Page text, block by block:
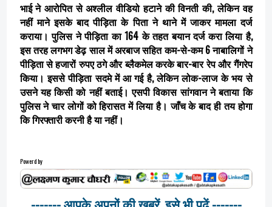
भाई ने आरोपित से अश्लील वीडियो हटाने की विनती की, लेकिन वह
नहीं माने इसके बाद पीड़िता के पिता ने थाने में जाकर मामला दर्ज
कराया। पुलिस ने पीड़िता का 164 के तहत बयान दर्ज करा लिया है,
इस तरह लगभग डेढ़ साल में अरबाज सहित कम-से-कम 6 नाबालिगों ने
पीड़िता से हजारों रुपए ठगे और ब्लैकमेल करके बार-बार रेप और गैंगरेप
किया। इससे पीड़िता सदमे में आ गई है, लेकिन लोक-लाज के भय से
उसने यह किसी को नहीं बताई। एसपी विकास सांगवान ने बताया कि
पुलिस ने चार लोगों को हिरासत में लिया है। जाँच के बाद ही तय होगा
कि गिरफ्तारी करनी है या नहीं।
Powerd by